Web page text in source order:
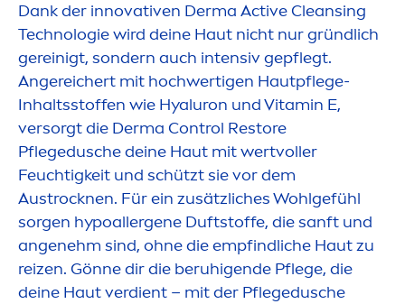
Dank der innovativen Derma Active Cleansing
Technologie wird deine Haut nicht nur gründlich
gereinigt, sondern auch intensiv gepflegt.
Angereichert mit hochwertigen Hautpflege-
Inhaltsstoffen wie Hyaluron undVitamin E,
versorgt die Derma Control Restore
Pflegedusche deine Haut mit wertvoller
Feuchtigkeit und schützt sie vor dem
Austrocknen. Für ein zusätzliches Wohlgefühl
sorgen hypoallergene Duftstoffe, die sanft und
angenehm sind, ohne die empfindliche Haut zu
reizen. Gönne dir die beruhigende Pflege, die
deine Haut verdient – mit der Pflegedusche